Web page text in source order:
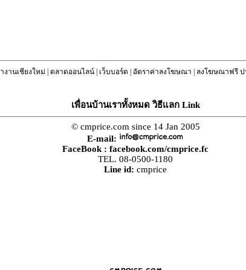
งานเชียงใหม่ | ตลาดออนไลน์| เว็บบอร์ด | อัตราค่าลงโฆษณา | ลงโฆษณาฟรี ป
เพื่อนบ้านเราทั้งหมด วิธีแลก Link
© cmprice.com since 14 Jan 2005
E-mail:
FaceBook : facebook.com/cmprice.fc
TEL. 08-0500-1180
Line id: cmprice